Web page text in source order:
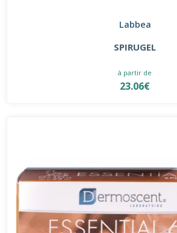
Labbea
SPIRUGEL
à partir de
23.06€